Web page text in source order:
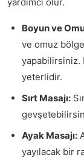
Boyun ve
ve omuz
yapabilirsiniz.
yeterlidir.
Sırt Masajı:
Ayak Masajı:
yayılacak bir